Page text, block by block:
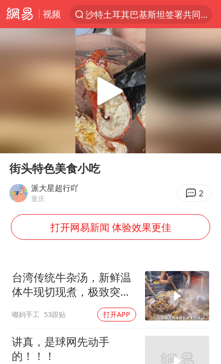
视频
沙特土耳其巴基斯坦签署共同防务协议
“秋天的第一杯奶茶”6岁了
四川宜宾市高县4.9级地震致1人死亡
国乒男单横滨冠军赛全军覆没
38岁演员求职万岁山NPC成功
胡彦斌韩磊 谁帮谁
胡彦斌获《歌手2026》歌王
我国外贸延续良好增长态势
“新疆阿勒泰八月能滑雪”不实
Play
街头特色美食小吃
派大星超行吖
重庆 2
打开网易新闻 体验效果更佳
台湾传统牛杂汤，新鲜温
体牛现切现煮，极致突出
嘟妈手工 53跟贴 打开APP
讲真，是球网先动手
的！！！